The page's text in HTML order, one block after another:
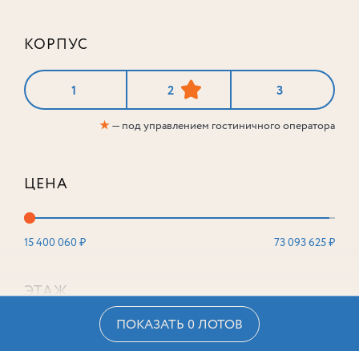
КОРПУС
1 2 3
★— под управлением гостиничного оператора
ЦЕНА
15 400 060 ₽ 73 093 625 ₽
ЭТАЖ
ПОКАЗАТЬ 0 ЛОТОВ